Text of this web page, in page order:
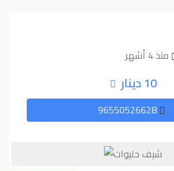
منذ 4 أشهر
10 دينار